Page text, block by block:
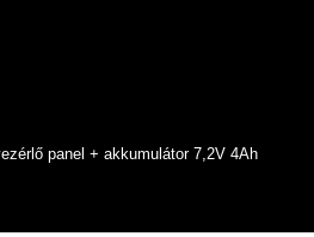
panel + akkumulátor 7,2V 4Ah